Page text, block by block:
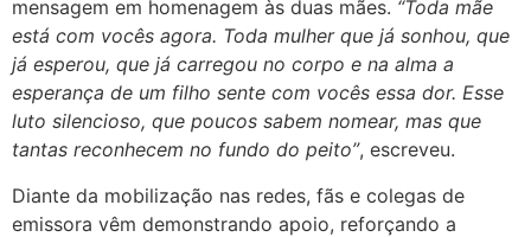
mensagem em homenagem às duas mães. “Toda mãe
está com vocês agora. Toda mulher que já sonhou, que
já esperou, que já carregou no corpo e na alma a
esperança de um filho sente com vocês essa dor. Esse
luto silencioso, que poucos sabem nomear, mas que
tantas reconhecem no fundo do peito”, escreveu.
Diante da mobilização nas redes, fãs e colegas de
emissora vêm demonstrando apoio, reforçando a